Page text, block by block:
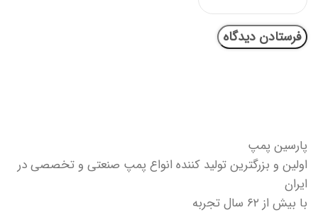
پارسین پمپ
اولین و بزرگترین تولید کننده انواع پمپ صنعتی و تخصصی در
ایران
با بیش از ۶۲ سال تجربه